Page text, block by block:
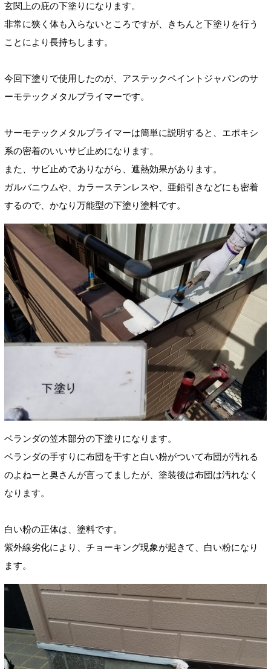
玄関上の庇の下塗りになります。
非常に狭く体も入らないところですが、きちんと下塗りを行う
ことにより長持ちします。
今回下塗りで使用したのが、アステックペイントジャパンのサ
ーモテックメタルプライマーです。
サーモテックメタルプライマーは簡単に説明すると、エポキシ
系の密着のいいサビ止めになります。
また、サビ止めでありながら、遮熱効果があります。
ガルバニウムや、カラーステンレスや、亜鉛引きなどにも密着
するので、かなり万能型の下塗り塗料です。
ベランダの笠木部分の下塗りになります。
ベランダの手すりに布団を干すと白い粉がついて布団が汚れる
のよねーと奥さんが言ってましたが、塗装後は布団は汚れなく
なります。
白い粉の正体は、塗料です。
紫外線劣化により、チョーキング現象が起きて、白い粉になり
ます。